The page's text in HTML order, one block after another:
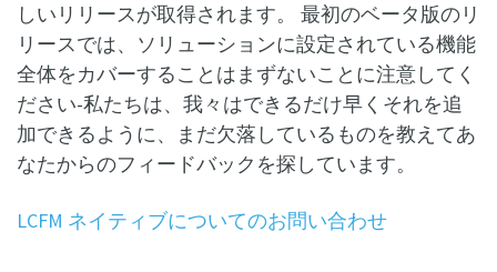
しいリリースが取得されます。 最初のベータ版のリ
リースでは、ソリューションに設定されている機能
全体をカバーすることはまずないことに注意してく
ださい-私たちは、我々はできるだけ早くそれを追
加できるように、まだ欠落しているものを教えてあ
なたからのフィードバックを探しています。
LCFM ネイティブについてのお問い合わせ